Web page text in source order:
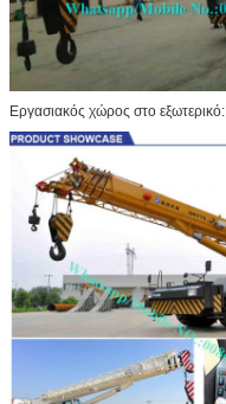
Εργασιακός χώρος στο εξωτερικό: